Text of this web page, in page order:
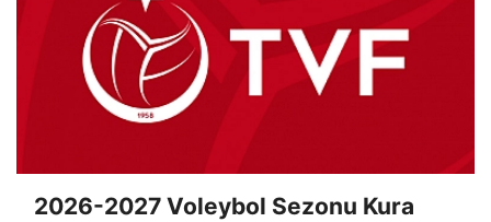
2026-2027 Voleybol Sezonu Kura